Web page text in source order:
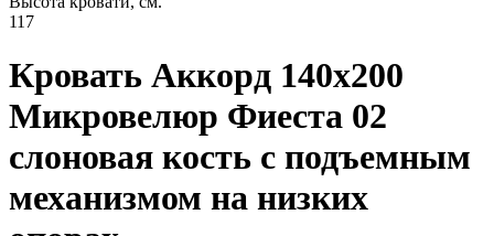
117
Кровать Аккорд 140х200
Микровелюр Фиеста 02
слоновая кость с подъемным
механизмом на низких